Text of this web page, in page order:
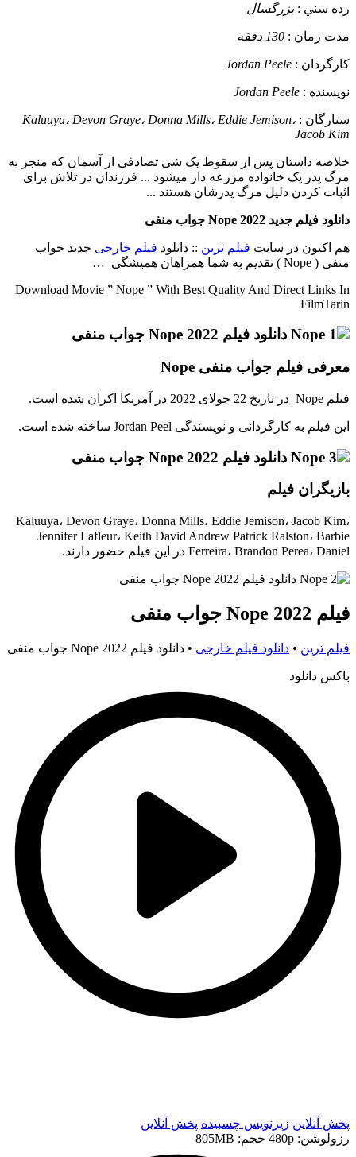
رده سني :بزرگسال
مدت زمان : 130 دققه
کارگردان : Jordan Peele
نويسنده : Jordan Peele
ستارگان : Kaluuya، Devon Graye، Donna Mills، Eddie Jemison،
Jacob Kim
خلاصه داستان پس از سقوط یک شی تصادفی از آسمان که منجر به
مرگ پدر یک خانواده مزرعه دار میشود ... فرزندان در تلاش برای
اثبات کردن دلیل مرگ پدرشان هستند ...
دانلود فیلم جدید Nope 2022 جواب منفی
هم اکنون در سایت فیلم ترین :: دانلود فیلم خارجی جدید جواب
منفی ( Nope ) تقدیم به شما همراهان همیشگی …
Download Movie ” Nope ” With Best Quality And Direct Links In
FilmTarin
معرفی فیلم جواب منفی Nope
فیلم Nope در تاریخ 22 جولای 2022 در آمریکا اکران شده است.
این فیلم به کارگردانی و نویسندگی Jordan Peel ساخته شده است.
بازیگران فیلم
Kaluuya، Devon Graye، Donna Mills، Eddie Jemison، Jacob Kim،
Jennifer Lafleur، Keith David Andrew Patrick Ralston، Barbie
Ferreira، Brandon Perea، Daniel در این فیلم حضور دارند.
فیلم Nope 2022 جواب منفی
فیلم ترین • دانلود فیلم خارجی • دانلود فیلم Nope 2022 جواب منفی
باکس دانلود
پخش آنلاین زیرنویس چسبیده پخش آنلاین
رزولوشن: 480p
حجم: 805MB